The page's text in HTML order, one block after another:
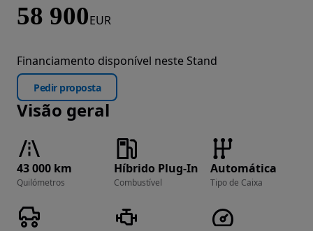
58 900EUR
Financiamento disponível neste Stand
Pedir proposta
Visão geral
43 000 km
Quilómetros
Híbrido Plug-In
Combustível
Automática
Tipo de Caixa